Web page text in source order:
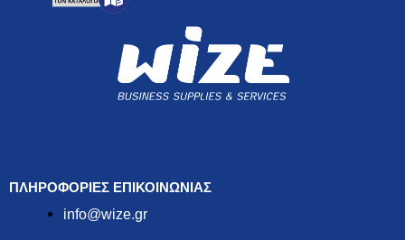
ΠΛΗΡΟΦΟΡΙΕΣ ΕΠΙΚΟΙΝΩΝΙΑΣ
info@wize.gr